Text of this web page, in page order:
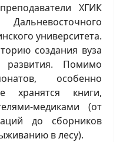
ХГИК
университета.
создания вуза
Помимо
особенно
хранятся книги,
медиками (от
до сборников
в лесу).